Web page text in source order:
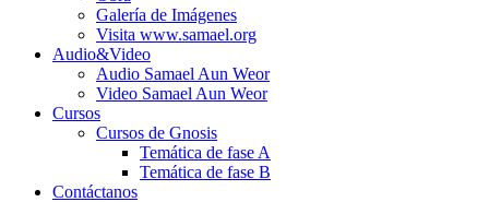
Galería de Imágenes
Visita www.samael.org
Audio&Video
Audio Samael Aun Weor
Video Samael Aun Weor
Cursos
Cursos de Gnosis
Temática de fase A
Temática de fase B
Contáctanos